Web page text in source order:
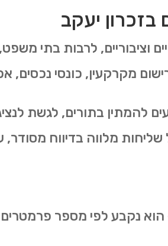
בזכרון יעקב
וציבוריים, לרבות בתי
מקרקעין, כונסי נכסים,
להמתין בתורים, לגשת
מלווה בדיווח מסודר,
הוא נקבע לפי מספר